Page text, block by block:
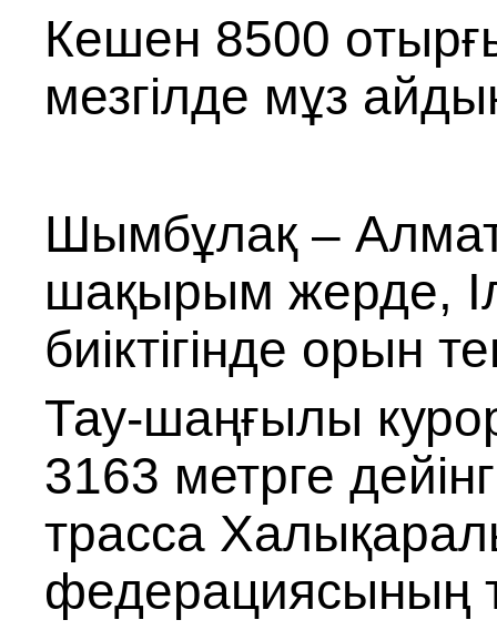
Кешен 8500
мезгілде мұз
Шымбұлақ –
шақырым жерде,
биіктігінде орын
Тау-шаңғылы
3163 метрге
трасса
федерациясының